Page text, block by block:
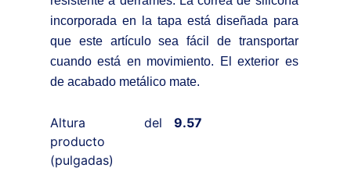
incorporada en la tapa está diseñada para
que este artículo sea fácil de transportar
cuando está en movimiento. El exterior es
de acabado metálico mate.
Altura del
producto
(pulgadas)
9.57